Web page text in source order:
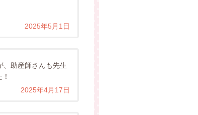
2025年5月1日
助産師さんも先生
2025年4月17日